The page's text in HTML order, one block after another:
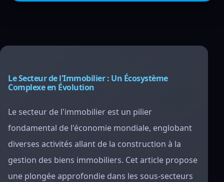
Le Secteur de l'Immobilier : Un Écosystème
Complexe en Évolution
Le secteur de l'immobilier est un pilier
fondamental de l'économie mondiale, englobant
diverses activités allant de la construction à la
gestion des biens immobiliers. Cet article propose
une plongée approfondie dans les sous-secteurs